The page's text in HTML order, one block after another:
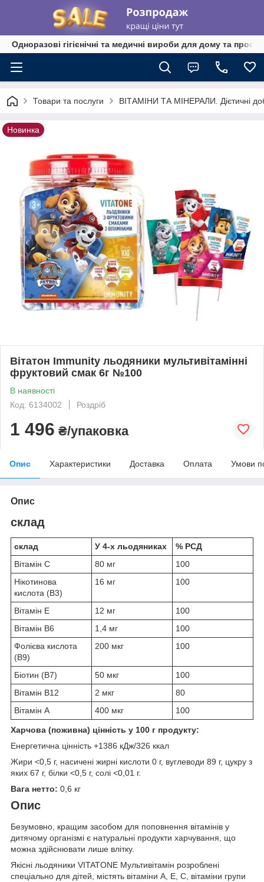
Одноразові гігієнічні та медичні вироби для дому та
Товари та послуги ВІТАМІНИ ТА МІНЕРАЛИ. Дієтичні
Новинка
Вітатон Immunity льодяники мультивітамінні
фруктовий смак 6г №100
В наявності
Код: 6134002
Роздріб
1 496 ₴/упаковка
Опис Характеристики Доставка Оплата Умови
Опис
склад
склад У 4-х льодяниках
% РСД
Вітамін С
80 мг
100
Нікотинова
кислота (B3)
16 мг 100
Вітамін Е 12 мг
100
Вітамін В6
1,4 мг
100
Фолієва кислота
(B9)
200 мкг 100
Біотин (B7) 50 мкг
100
Вітамін В12
2 мкг
80
Вітамін А
400 мкг 100
Харчова (поживна) цінність у 100 г продукту:
Енергетична цінність +1386 кДж/326 ккал
Жири <0,5 г, насичені жирні кислоти 0 г, вуглеводи 89 г, цукру з
яких 67 г, білки <0,5 г, солі <0,01 г.
Вага нетто: 0,6 кг
Опис
Безумовно, кращим засобом для поповнення вітамінів у
дитячому організмі є натуральні продукти харчування, що
можна здійснювати лише влітку.
Якісні льодяники VITATONE Мультивітамін розроблені
спеціально для дітей, містять вітаміни А, E, C, вітаміни групи